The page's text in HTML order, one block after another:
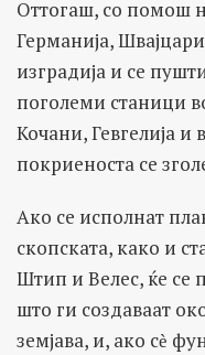
Оттогаш, со помош
Германија,
изградија и се
поголеми станици
Кочани, Гевгелија
покриеноста се
Ако се исполнат
скопската, како и
Штип и Велес, ќе се
што ги создаваат
земјава, и, ако сѐ